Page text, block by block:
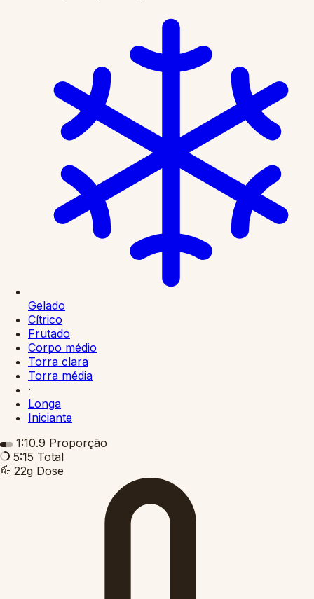
Gelado
Cítrico
Frutado
Corpo médio
Torra clara
Torra média
·
Longa
Iniciante
1:10.9 Proporção
5:15 Total
22g Dose